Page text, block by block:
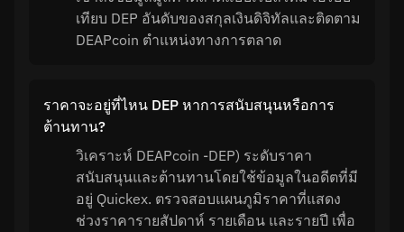
เทียบ DEP อันดับของสกุลเงินดิจิทัลและติดตาม
DEAPcoin ตำแหน่งทางการตลาด
ราคาจะอยู่ที่ไหน DEP หาการสนับสนุนหรือการ
ต้านทาน?
วิเคราะห์ DEAPcoin -DEP) ระดับราคา
สนับสนุนและต้านทานโดยใช้ข้อมูลในอดีตที่มี
อยู่ Quickex. ตรวจสอบแผนภูมิราคาที่แสดง
ช่วงราคารายสัปดาห์ รายเดือน และรายปี เพื่อ